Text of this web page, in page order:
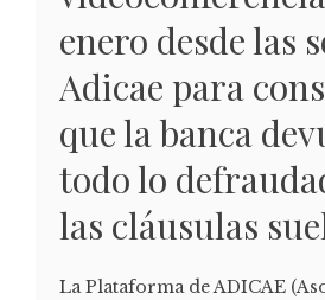
enero desde las
Adicae para
que la banca
todo lo
las cláusulas
La Plataforma de ADICAE